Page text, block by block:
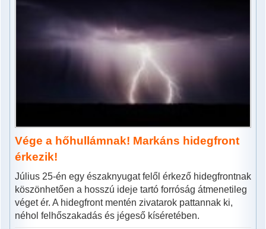
Vége a hőhullámnak! Markáns hidegfront
érkezik!
Július 25-én egy északnyugat felől érkező hidegfrontnak
köszönhetően a hosszú ideje tartó forróság átmenetileg
véget ér. A hidegfront mentén zivatarok pattannak ki,
néhol felhőszakadás és jégeső kíséretében.